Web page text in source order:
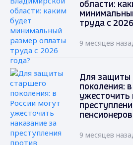
области:
труда с
9 месяцев
Для защиты
поколения:
ужесточить
пенсионеров
9 месяцев